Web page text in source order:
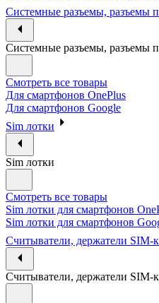
Системные разъемы, разъемы
Системные разъемы, разъемы
Смотреть все товары
Для смартфонов OnePlus
Для смартфонов Google
Sim лотки
Sim лотки
Смотреть все товары
Sim лотки для смартфонов
Sim лотки для смартфонов
Считыватели, держатели SIM-
Считыватели, держатели SIM-